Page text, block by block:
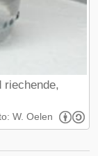
riechende,
W. Oelen